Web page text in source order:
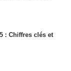
: Chiffres clés et